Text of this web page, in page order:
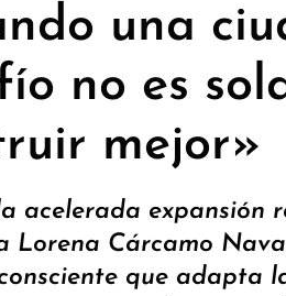
una
no es
mejor»
acelerada expansión
Lorena Cárcamo
que adapta